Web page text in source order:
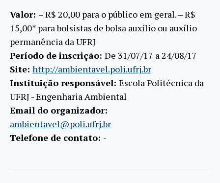
Valor: – R$ 20,00 para o público em geral. – R$
15,00* para bolsistas de bolsa auxílio ou auxílio
permanência da UFRJ
Período de inscrição: De 31/07/17 a 24/08/17
Site: http://ambientavel.poli.ufrj.br
Instituição responsável: Escola Politécnica da
UFRJ - Engenharia Ambiental
Email do organizador:
ambientavel@poli.ufrj.br
Telefone de contato: -